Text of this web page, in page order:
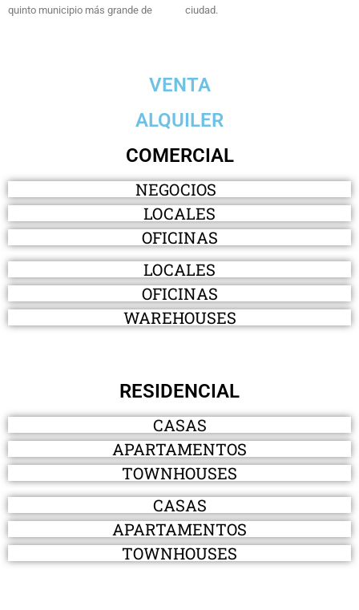
quinto municipio más grande de
ciudad.
VENTA
ALQUILER
COMERCIAL
NEGOCIOS
LOCALES
OFICINAS
LOCALES
OFICINAS
WAREHOUSES
RESIDENCIAL
CASAS
APARTAMENTOS
TOWNHOUSES
CASAS
APARTAMENTOS
TOWNHOUSES